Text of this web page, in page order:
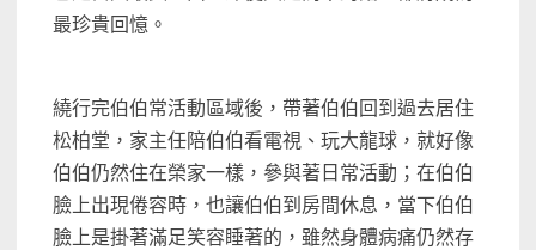
最珍貴回憶。
繞行完伯伯常活動區域後，帶著伯伯回到過去居住
松柏堂，家主任陪伯伯看電視、玩大龍球，就好像
伯伯仍然住在榮家一樣，參與著日常活動；在伯伯
臉上出現倦容時，也讓伯伯到房間休息，當下伯伯
臉上是掛著滿足笑容睡著的，雖然身體病痛仍然存